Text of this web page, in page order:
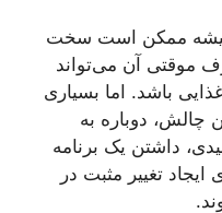
ممکن است سخت
موقتی آن می‌تواند
باشد. اما بسیاری
چالش، دوباره به
داشتن یک برنامه
تغییر مثبت در